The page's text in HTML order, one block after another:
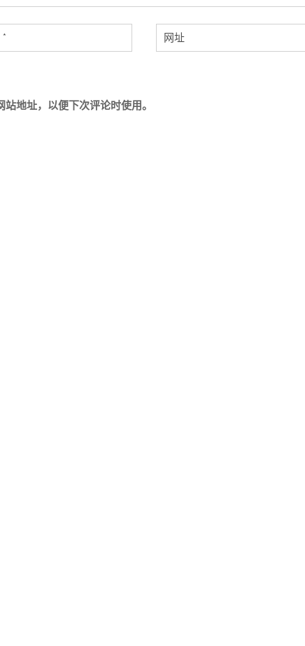
地址，以便下次评论时使用。